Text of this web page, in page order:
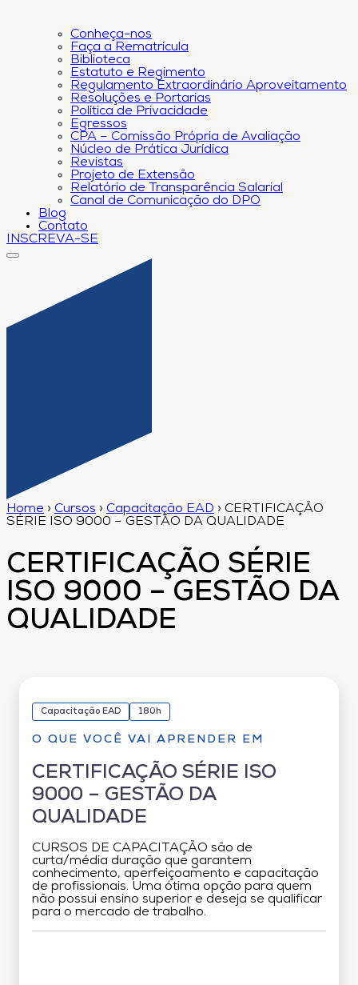
Conheça-nos
Faça a Rematrícula
Biblioteca
Estatuto e Regimento
Regulamento Extraordinário Aproveitamento
Resoluções e Portarias
Política de Privacidade
Egressos
CPA – Comissão Própria de Avaliação
Núcleo de Prática Jurídica
Revistas
Projeto de Extensão
Relatório de Transparência Salarial
Canal de Comunicação do DPO
Blog
Contato
INSCREVA-SE
Home › Cursos › Capacitação EAD › CERTIFICAÇÃO
SÉRIE ISO 9000 – GESTÃO DA QUALIDADE
CERTIFICAÇÃO SÉRIE
ISO 9000 – GESTÃO DA
QUALIDADE
Capacitação EAD 180h
O QUE VOCÊ VAI APRENDER EM
CERTIFICAÇÃO SÉRIE ISO
9000 – GESTÃO DA
QUALIDADE
CURSOS DE CAPACITAÇÃO são de
curta/média duração que garantem
conhecimento, aperfeiçoamento e capacitação
de profissionais. Uma ótima opção para quem
não possui ensino superior e deseja se qualificar
para o mercado de trabalho.